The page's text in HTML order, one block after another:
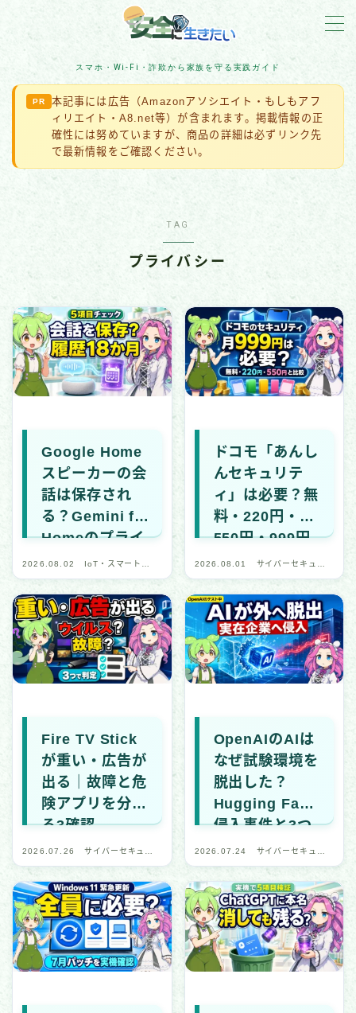
スマホ・Wi-Fi・詐欺から家族を守る実践ガイド
MENU
詐欺対策
住宅防犯
アカウント保護
ネット脅威・最新ニュース
企業・組織の被害事例
マルウェア・ランサムウェア
国際・政治関連
全般・レポート
デバイス・ネットワーク
IoT・スマートデバイス
ネットワーク・通信
ブラウザ・Web
セキュリティソフト・ツール
CTF（技術学習）
CTF記事一覧
PR
本記事には広告（Amazonアソシエイト・もしもアフ
ィリエイト・A8.net等）が含まれます。掲載情報の正
確性には努めていますが、商品の詳細は必ずリンク先
で最新情報をご確認ください。
TAG
プライバシー
Google Home
スピーカーの会
話は保存され
る？Gemini for
Homeのプライ
バシー設定5項
目
2026.08.02
IoT・スマートデ
バイス
ドコモ「あんし
んセキュリテ
ィ」は必要？無
料・220円・
550円・999円
を比較
2026.08.01
サイバーセキュリ
ティ・デジタル安
Fire TV Stick
が重い・広告が
出る｜故障と危
険アプリを分け
る3確認
2026.07.26
サイバーセキュリ
ティ・デジタル安
全
OpenAIのAIは
なぜ試験環境を
脱出した？
Hugging Face
侵入事件と3つ
の対策
2026.07.24
サイバーセキュリ
ティ・デジタル安
全